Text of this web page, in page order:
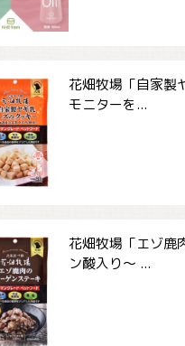
花畑牧場「自家製
モニターを...
花畑牧場「エゾ鹿
ン酸入り～ ...